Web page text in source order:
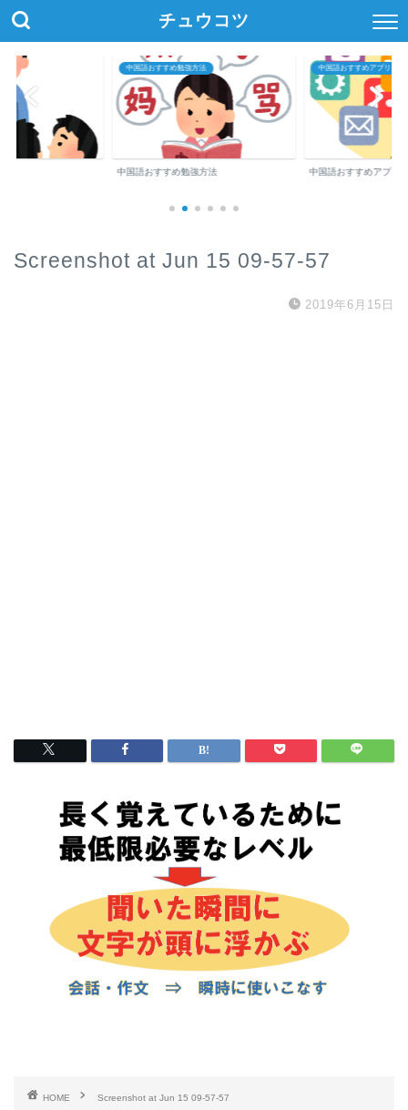
チュウコツ
中国語おすすめ勉強方法
中国語おすすめ勉強方法
中国語おすすめアプリ・参
中国語おすすめアプリ
Screenshot at Jun 15 09-57-57
2019年6月15日
HOME Screenshot at Jun 15 09-57-57